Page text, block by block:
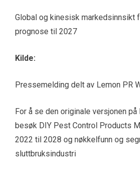
Global og kinesisk markedsinnsikt
prognose til 2027
Kilde:
Pressemelding delt av Lemon PR
For å se den originale versjonen på
besøk DIY Pest Control Products
2022 til 2028 og nøkkelfunn og
sluttbruksindustri